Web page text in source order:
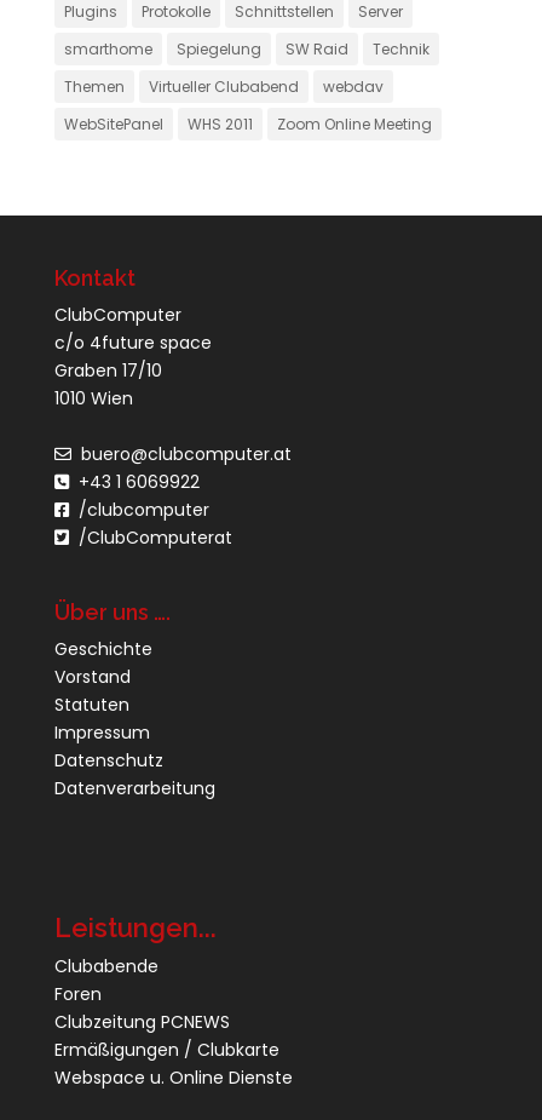
Plugins
Protokolle Schnittstellen
Server
smarthome
Spiegelung SW Raid
Technik
Themen
Virtueller Clubabend
webdav
WebSitePanel
WHS 2011 Zoom Online Meeting
Kontakt
ClubComputer
c/o 4future space
Graben 17/10
1010 Wien
buero@clubcomputer.at
+43 1 6069922
/clubcomputer
/ClubComputerat
Über uns ….
Geschichte
Vorstand
Statuten
Impressum
Datenschutz
Datenverarbeitung
Leistungen...
Clubabende
Foren
Clubzeitung PCNEWS
Ermäßigungen / Clubkarte
Webspace u. Online Dienste